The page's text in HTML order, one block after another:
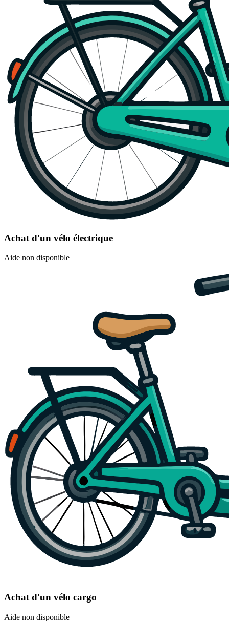
Achat d'un vélo électrique
Aide non disponible
Achat d'un vélo cargo
Aide non disponible